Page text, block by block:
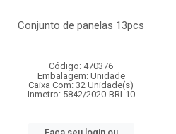
Conjunto de panelas 13pcs
Código: 470376
Embalagem: Unidade
Caixa Com: 32 Unidade(s)
Inmetro: 5842/2020-BRI-10